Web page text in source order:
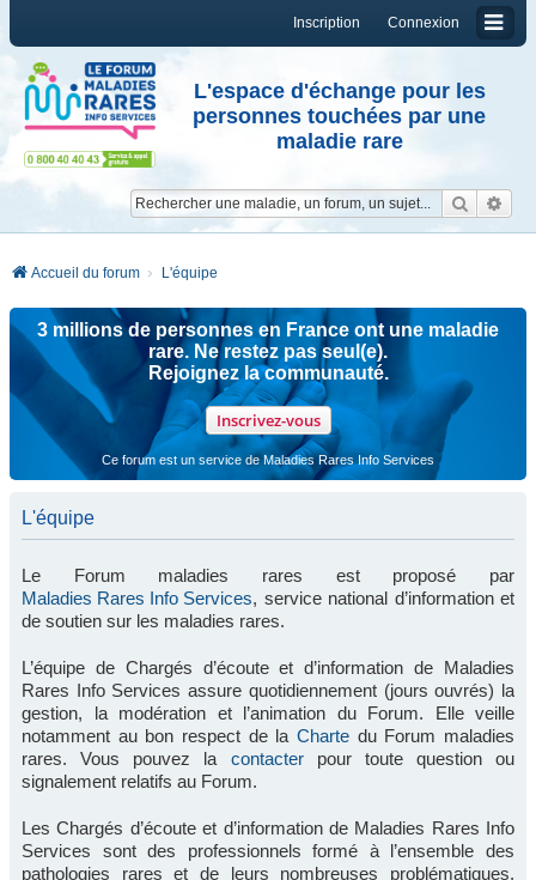
Connexion
Inscription
L'espace d'échange pour les
personnes touchées par une
maladie rare
Accueil du forum L'équipe
3 millions de personnes en France ont une maladie
rare. Ne restez pas seul(e).
Rejoignez la communauté.
Inscrivez-vous
Ce forum est un service de Maladies Rares Info Services
L'équipe
Le Forum maladies rares est proposé par
Maladies Rares Info Services, service national d’information et
de soutien sur les maladies rares.
L’équipe de Chargés d’écoute et d’information de Maladies
Rares Info Services assure quotidiennement (jours ouvrés) la
gestion, la modération et l’animation du Forum. Elle veille
notamment au bon respect de la Charte du Forum maladies
rares. Vous pouvez la contacterpour toute question ou
signalement relatifs au Forum.
Les Chargés d’écoute et d’information de Maladies Rares Info
Services sont des professionnels formé à l’ensemble des
pathologies rares et de leurs nombreuses problématiques,